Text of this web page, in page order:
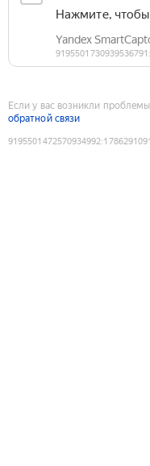
Если у вас возникли
обратной связи
9195501472570934992:1786291091